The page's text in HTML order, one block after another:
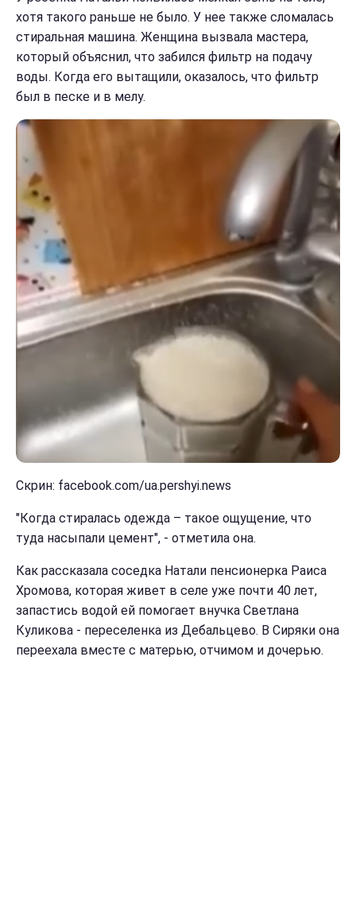
хотя такого раньше не было. У нее также сломалась
стиральная машина. Женщина вызвала мастера,
который объяснил, что забился фильтр на подачу
воды. Когда его вытащили, оказалось, что фильтр
был в песке и в мелу.
Скрин: facebook.com/ua.pershyi.news
"Когда стиралась одежда – такое ощущение, что
туда насыпали цемент", - отметила она.
Как рассказала соседка Натали пенсионерка Раиса
Хромова, которая живет в селе уже почти 40 лет,
запастись водой ей помогает внучка Светлана
Куликова - переселенка из Дебальцево. В Сиряки она
переехала вместе с матерью, отчимом и дочерью.